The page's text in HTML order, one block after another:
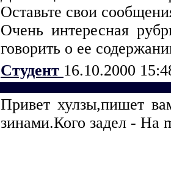
Оставьте свои
Очень интересная
говорить о ее
Студент 16.10.2000
Привет хулзы,пишет
зинами.Кого задел - Ha